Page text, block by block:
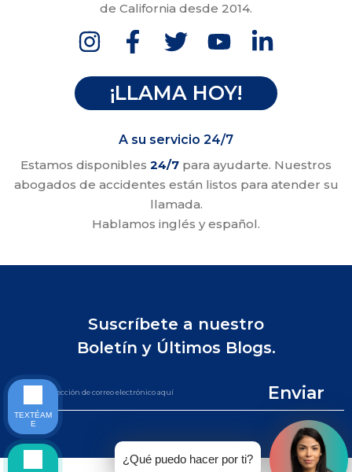
de California desde 2014.
¡LLAMA HOY!
A su servicio 24/7
Estamos disponibles 24/7 para ayudarte. Nuestros
abogados de accidentes están listos para atender su
llamada.
Hablamos inglés y español.
Suscríbete a nuestro
Boletín y Últimos Blogs.
Enviar
¿Qué puedo hacer por ti?
TEXTÉAM
E